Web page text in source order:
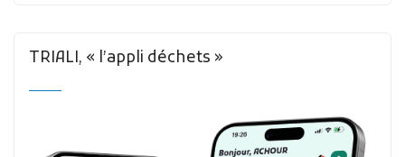
TRIALI, « l’appli déchets »